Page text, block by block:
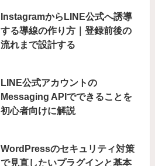
InstagramからLINE公式へ誘導
する導線の作り方｜登録前後の
流れまで設計する
LINE公式アカウントの
Messaging APIでできることを
初心者向けに解説
WordPressのセキュリティ対策
で見直したいプラグインと基本